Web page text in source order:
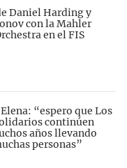
Daniel Harding y
con la Mahler
en el FIS
“espero que Los
continúen
años llevando
personas”